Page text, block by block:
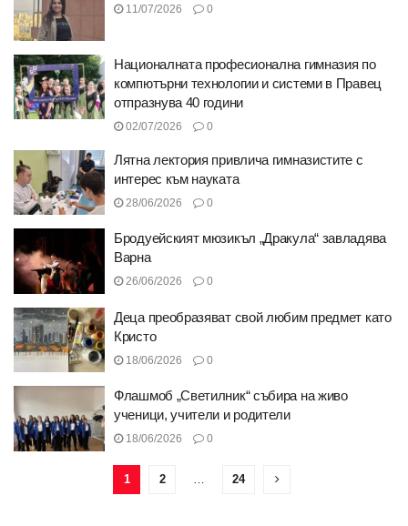
11/07/2026 0
Националната професионална гимназия по
компютърни технологии и системи в Правец
отпразнува 40 години
02/07/2026 0
Лятна лектория привлича гимназистите с
интерес към науката
28/06/2026 0
Бродуейският мюзикъл „Дракула“ завладява
Варна
26/06/2026 0
Деца преобразяват свой любим предмет като
Кристо
18/06/2026 0
Флашмоб „Светилник“ събира на живо
ученици, учители и родители
18/06/2026 0
1 2 24